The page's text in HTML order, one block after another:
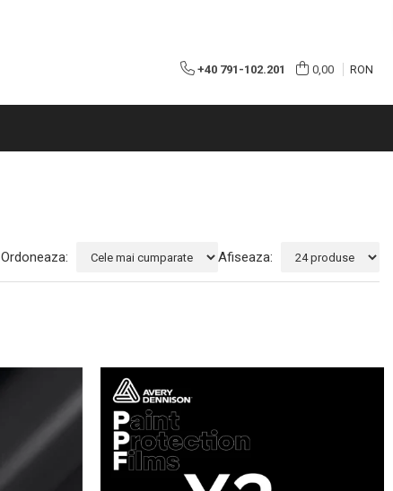
+40 791-102.201 0,00 RON
Afiseaza:
Ordoneaza: